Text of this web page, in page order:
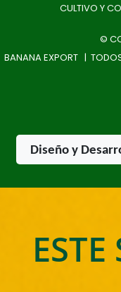
CULTIVO Y
©
BANANA EXPORT |
Diseño y